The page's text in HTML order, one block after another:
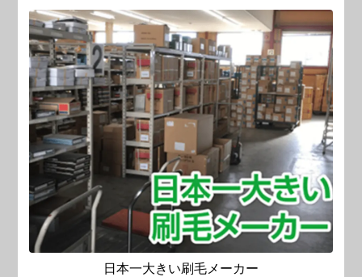
日本一大きい刷毛メーカー